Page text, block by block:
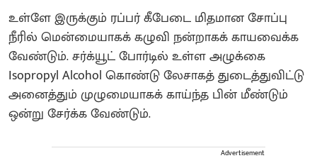
உள்ளே இருக்கும் ரப்பர் கீபேடை மிதமான சோப்பு
நீரில் மென்மையாகக் கழுவி நன்றாகக் காயவைக்க
வேண்டும். சர்க்யூட் போர்டில் உள்ள அழுக்கை
Isopropyl Alcohol கொண்டு லேசாகத் துடைத்துவிட்டு
அனைத்தும் முழுமையாகக் காய்ந்த பின் மீண்டும்
ஒன்று சேர்க்க வேண்டும்.
Advertisement